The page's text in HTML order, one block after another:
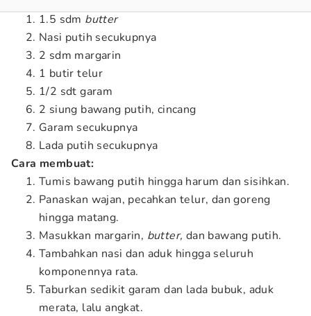
1.5 sdm butter
Nasi putih secukupnya
2 sdm margarin
1 butir telur
1/2 sdt garam
2 siung bawang putih, cincang
Garam secukupnya
Lada putih secukupnya
Cara membuat:
Tumis bawang putih hingga harum dan sisihkan.
Panaskan wajan, pecahkan telur, dan goreng
hingga matang.
Masukkan margarin, butter, dan bawang putih.
Tambahkan nasi dan aduk hingga seluruh
komponennya rata.
Taburkan sedikit garam dan lada bubuk, aduk
merata, lalu angkat.